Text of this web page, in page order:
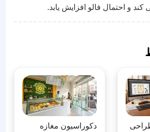
کند و احتمال فالو افزایش یابد.
دکوراسیون مغازه